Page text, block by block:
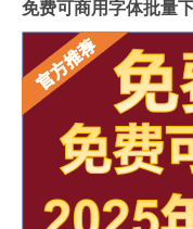
免费可商用字体批量